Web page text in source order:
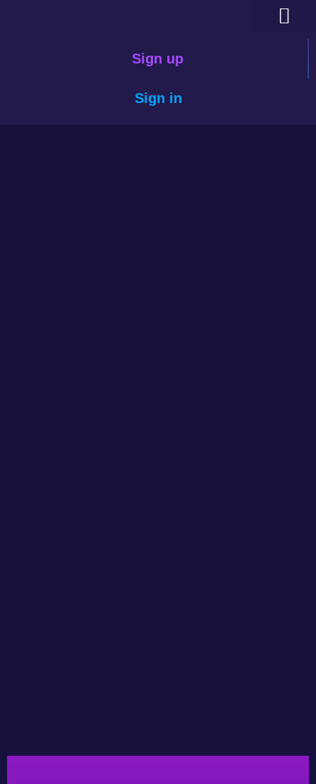
Sign up
Sign in